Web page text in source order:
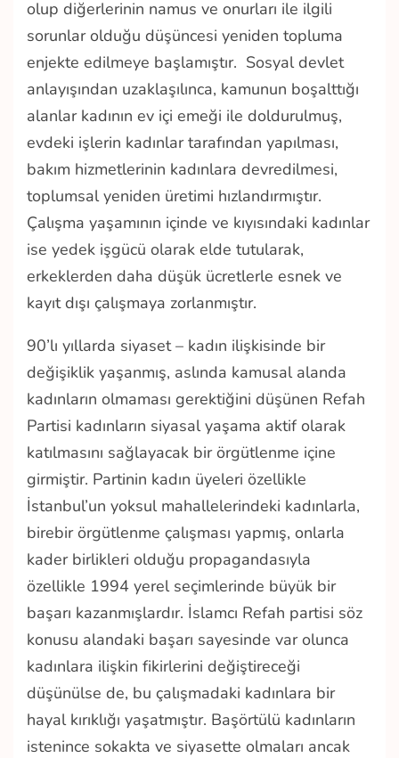
olup diğerlerinin namus ve onurları ile ilgili
sorunlar olduğu düşüncesi yeniden topluma
enjekte edilmeye başlamıştır. Sosyal devlet
anlayışından uzaklaşılınca, kamunun boşalttığı
alanlar kadının ev içi emeği ile doldurulmuş,
evdeki işlerin kadınlar tarafından yapılması,
bakım hizmetlerinin kadınlara devredilmesi,
toplumsal yeniden üretimi hızlandırmıştır.
Çalışma yaşamının içinde ve kıyısındaki kadınlar
ise yedek işgücü olarak elde tutularak,
erkeklerden daha düşük ücretlerle esnek ve
kayıt dışı çalışmaya zorlanmıştır.
90’lı yıllarda siyaset – kadın ilişkisinde bir
değişiklik yaşanmış, aslında kamusal alanda
kadınların olmaması gerektiğini düşünen Refah
Partisi kadınların siyasal yaşama aktif olarak
katılmasını sağlayacak bir örgütlenme içine
girmiştir. Partinin kadın üyeleri özellikle
İstanbul’un yoksul mahallelerindeki kadınlarla,
birebir örgütlenme çalışması yapmış, onlarla
kader birlikleri olduğu propagandasıyla
özellikle 1994 yerel seçimlerinde büyük bir
başarı kazanmışlardır. İslamcı Refah partisi söz
konusu alandaki başarı sayesinde var olunca
kadınlara ilişkin fikirlerini değiştireceği
düşünülse de, bu çalışmadaki kadınlara bir
hayal kırıklığı yaşatmıştır. Başörtülü kadınların
istenince sokakta ve siyasette olmaları ancak